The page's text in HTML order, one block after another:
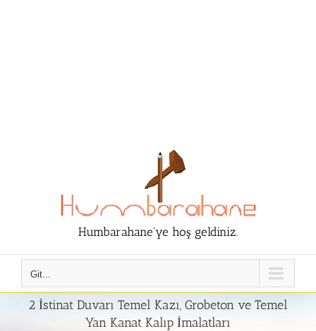
Humbarahane'ye hoş geldiniz.
Git...
2 İstinat Duvarı Temel Kazı, Grobeton ve Temel
Yan Kanat Kalıp İmalatları